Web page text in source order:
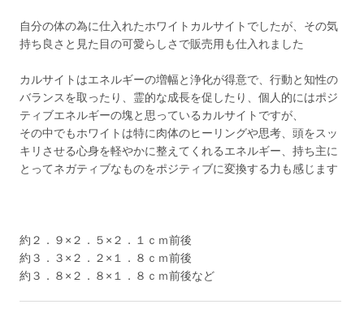
自分の体の為に仕入れたホワイトカルサイトでしたが、その気
持ち良さと見た目の可愛らしさで販売用も仕入れました
カルサイトはエネルギーの増幅と浄化が得意で、行動と知性の
バランスを取ったり、霊的な成長を促したり、個人的にはポジ
ティブエネルギーの塊と思っているカルサイトですが、
その中でもホワイトは特に肉体のヒーリングや思考、頭をスッ
キリさせる心身を軽やかに整えてくれるエネルギー、持ち主に
とってネガティブなものをポジティブに変換する力も感じます
約２．９×２．５×２．１ｃｍ前後
約３．３×２．２×１．８ｃｍ前後
約３．８×２．８×１．８ｃｍ前後など